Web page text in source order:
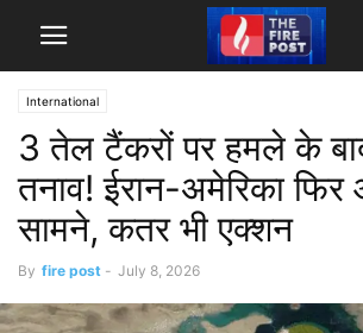
International
3 तेल टैंकरों पर हमले के
तनाव! ईरान-अमेरिका
सामने, कतर भी एक्शन
By fire post - July 8, 2026